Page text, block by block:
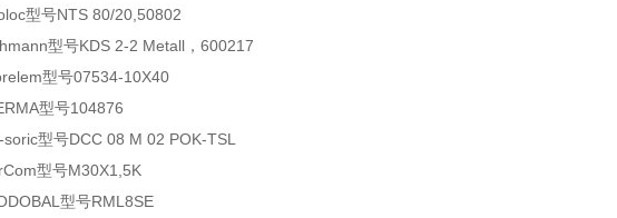
型号NTS 80/20,50802
型号KDS 2-2 Metall，600217
型号07534-10X40
型号104876
型号DCC 08 M 02 POK-TSL
型号M30X1,5K
型号RML8SE